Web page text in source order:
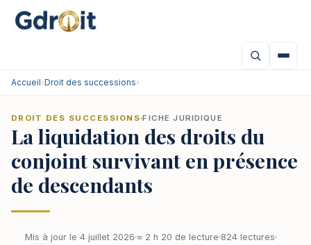
Accueil›Droit des successions›
DROIT DES SUCCESSIONS FICHE JURIDIQUE
La liquidation des droits du
conjoint survivant en présence
de descendants
Mis à jour le 4 juillet 2026 ≈ 2 h 20 de lecture 824 lectures